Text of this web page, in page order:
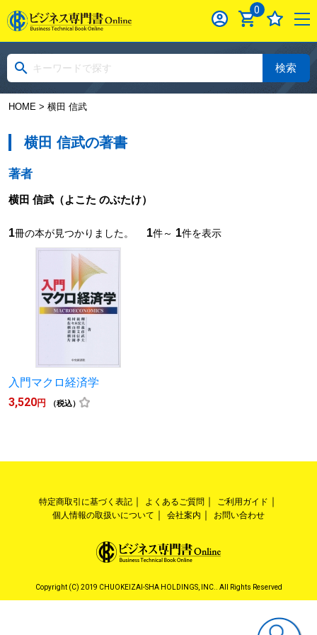
0
検索
HOME> 横田 信武
横田 信武の著書
著者
横田 信武（よこた のぶたけ）
1冊の本が見つかりました。 1件～ 1件を表示
入門マクロ経済学
3,520円 （税込）
特定商取引に基づく表記 よくあるご質問
ご利用ガイド
個人情報の取扱いについて
会社案内 お問い合わせ
Copyright (C) 2019 CHUOKEIZAI-SHA HOLDINGS, INC.. All Rights Reserved